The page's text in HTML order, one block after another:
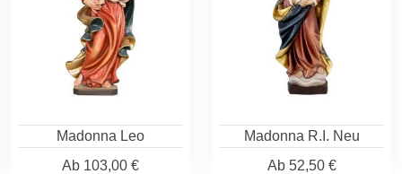
Madonna Leo
Ab 103,00 €
Madonna R.I. Neu
Ab52,50 €